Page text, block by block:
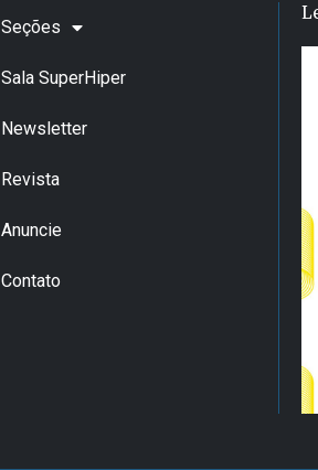
Seções
Sala SuperHiper
Newsletter
Revista
Anuncie
Contato